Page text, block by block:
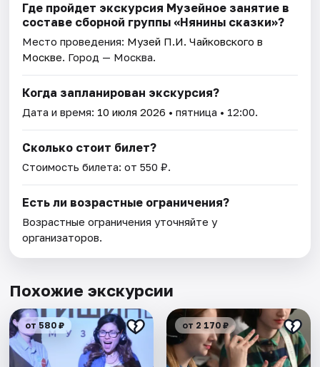
Где пройдет экскурсия Музейное занятие в
составе сборной группы «Нянины cкaзки»?
Место проведения: Музей П.И. Чайковского в
Москве. Город — Москва.
Когда запланирован экскурсия?
Дата и время: 10 июля 2026 • пятница • 12:00.
Сколько стоит билет?
Стоимость билета: от 550 ₽.
Есть ли возрастные ограничения?
Возрастные ограничения уточняйте у
организаторов.
Похожие экскурсии
от 580 ₽ от 2 170 ₽